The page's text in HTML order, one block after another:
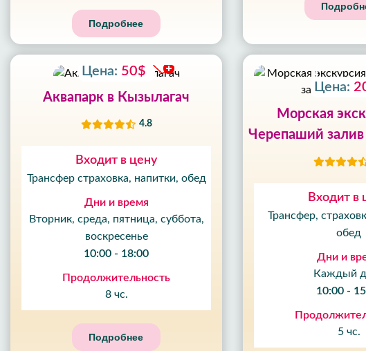
Подробнее
Цена: 50$
Аквапарк в Кызылагач
4.8
Входит в цену
Трансфер страховка, напитки, обед
Дни и время
Вторник, среда, пятница, суббота,
воскресенье
10:00 - 18:00
Продолжительность
8 чс.
Подробнее
Цена:
Морская
Черепаший
Входит в
Трансфер,
обед
Дни и
Каждый
10:00 -
5 чс.